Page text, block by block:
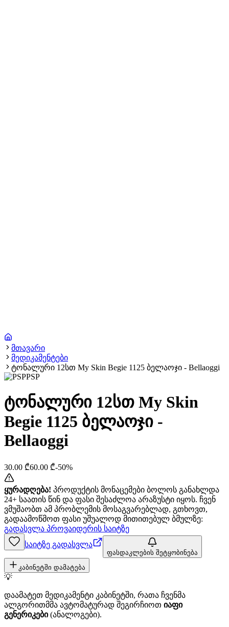
მთავარი
მედიკამენტები
ტონალური 12სთ My Skin Begie 1125 ბელაოჯი - Bellaoggi
PSP
ტონალური 12სთ My Skin
Begie 1125 ბელაოჯი -
Bellaoggi
30.00 ₾60.00 ₾-50%
ყურადღება! პროდუქტის მონაცემები ბოლოს განახლდა
24+ საათის წინ და ფასი შესაძლოა არაზუსტი იყოს. ჩვენ
ვმუშაობთ ამ პრობლემის მოსაგვარებლად, გთხოვთ,
გადაამოწმოთ ფასი უშუალოდ მითითებულ ბმულზე:
გადასვლა პროვაიდერის საიტზე
საიტზე გადასვლა
ფასდაკლების შეტყობინება
კაბინეტში დამატება
💡
დაამატეთ მედიკამენტი კაბინეტში, რათა ჩვენმა
ალგორითმმა ავტომატურად შეგირჩიოთ იაფი
გენერიკები(ანალოგები).